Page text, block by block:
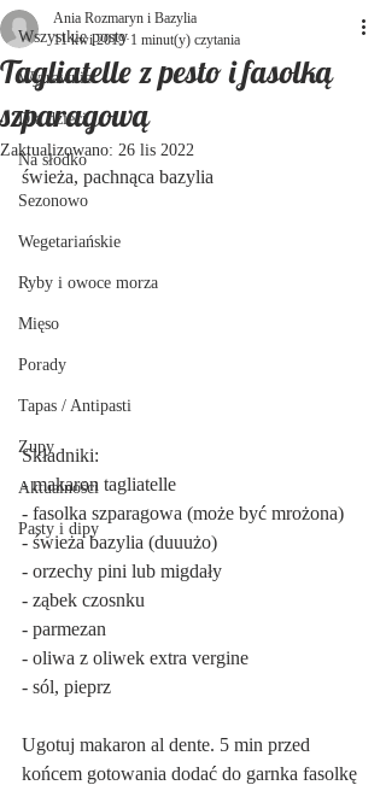
Wszystkie posty
Wytrawnie
Dla dzieci
Na słodko
Sezonowo
Wegetariańskie
Ryby i owoce morza
Mięso
Porady
Tapas / Antipasti
Zupy
Aktualności
Pasty i dipy
Tagliatelle z pesto i fasolką
szparagową
Ania Rozmaryn i Bazylia
11 kwi 2019 1 minut(y) czytania
Zaktualizowano: 26 lis 2022
świeża, pachnąca bazylia
Składniki:
- makaron tagliatelle
- fasolka szparagowa (może być mrożona)
- świeża bazylia (duuużo)
- orzechy pini lub migdały
- ząbek czosnku
- parmezan
- oliwa z oliwek extra vergine
- sól, pieprz
Ugotuj makaron al dente. 5 min przed
końcem gotowania dodać do garnka fasolkę